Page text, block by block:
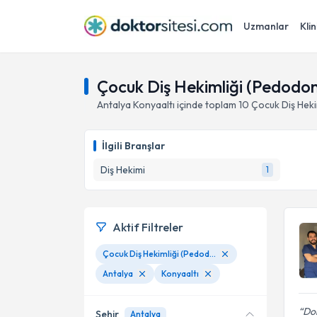
Uzmanlar
Çocuk Diş Hekimliği
Antalya Konyaaltı içinde toplam 10 Çocuk Diş
İlgili Branşlar
Diş Hekimi
1
Aktif Filtreler
Çocuk Diş Hekimliği (Pedodonti)
Antalya
Konyaaltı
Şehir Antalya